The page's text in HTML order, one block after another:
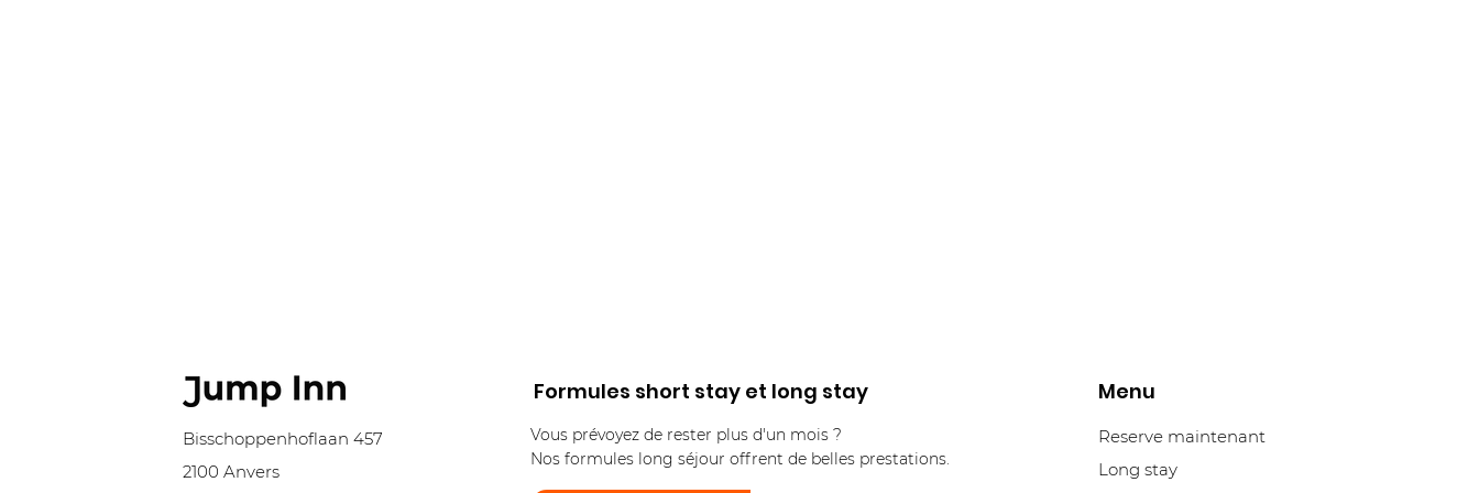
Bisschoppenhoflaan 457
2100 Anvers
Formules short stay et long stay
Vous prévoyez de rester plus d'un mois ?
Nos formules long séjour offrent de belles prestations.
Menu
Reserve maintenant
Long stay